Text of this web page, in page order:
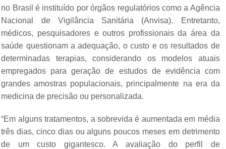
no Brasil é instituído por órgãos regulatórios como a Agência
Nacional de Vigilância Sanitária (Anvisa). Entretanto,
médicos, pesquisadores e outros profissionais da área da
saúde questionam a adequação, o custo e os resultados de
determinadas terapias, considerando os modelos atuais
empregados para geração de estudos de evidência com
grandes amostras populacionais, principalmente na era da
medicina de precisão ou personalizada.
“Em alguns tratamentos, a sobrevida é aumentada em média
três dias, cinco dias ou alguns poucos meses em detrimento
de um custo gigantesco. A avaliação do perfil de